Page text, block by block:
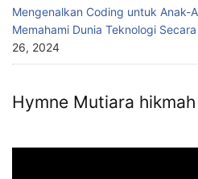
Mengenalkan Coding untuk Anak-
Memahami Dunia Teknologi
26, 2024
Hymne Mutiara hikmah